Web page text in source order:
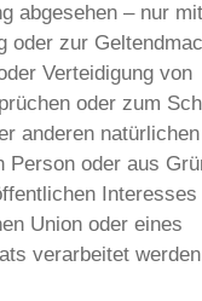
abgesehen – nur
oder zur
Verteidigung von
oder zum
anderen
Person oder aus
Interesses
Union oder eines
verarbeitet